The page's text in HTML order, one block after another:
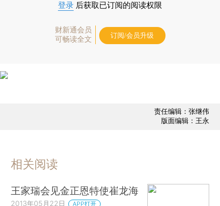
登录 后获取已订阅的阅读权限
财新通会员
可畅读全文
订阅/会员升级
责任编辑：张继伟
版面编辑：王永
相关阅读
王家瑞会见金正恩特使崔龙海
2013年05月22日 APP打开